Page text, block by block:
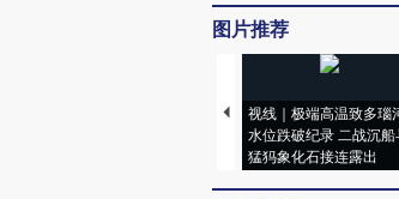
图片推荐
视线｜极端高温致多瑙
水位跌破纪录 二战沉船
猛犸象化石接连露出